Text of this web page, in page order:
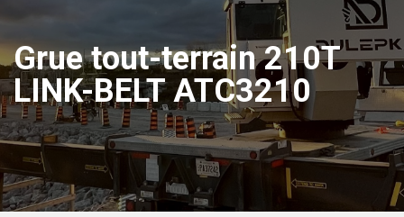
Grue tout-terrain 210T
LINK-BELT ATC3210